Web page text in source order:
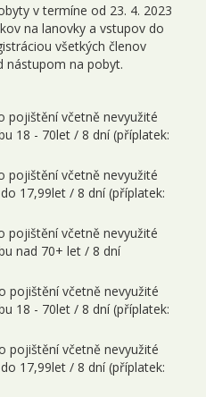
v termíne od 23. 4. 2023
na lanovky a vstupov do
všetkých členov
nástupom na pobyt.
pojištění včetně nevyužité
18 - 70let / 8 dní (příplatek:
pojištění včetně nevyužité
17,99let / 8 dní (příplatek:
pojištění včetně nevyužité
nad 70+ let / 8 dní
pojištění včetně nevyužité
18 - 70let / 8 dní (příplatek:
pojištění včetně nevyužité
17,99let / 8 dní (příplatek: